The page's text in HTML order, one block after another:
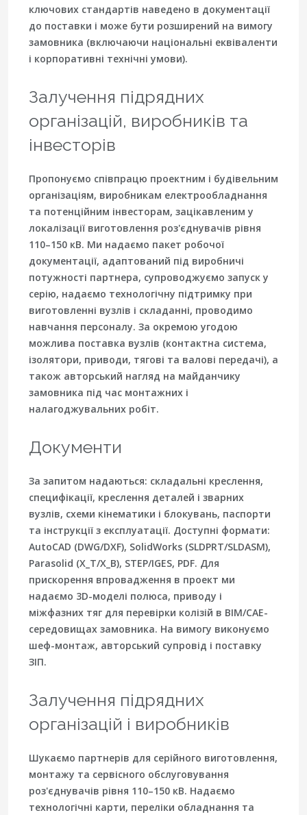
ключових стандартів наведено в документації
до поставки і може бути розширений на вимогу
замовника (включаючи національні еквіваленти
і корпоративні технічні умови).
Залучення підрядних
організацій, виробників та
інвесторів
Пропонуємо співпрацю проектним і будівельним
організаціям, виробникам електрообладнання
та потенційним інвесторам, зацікавленим у
локалізації виготовлення роз'єднувачів рівня
110–150 кВ. Ми надаємо пакет робочої
документації, адаптований під виробничі
потужності партнера, супроводжуємо запуск у
серію, надаємо технологічну підтримку при
виготовленні вузлів і складанні, проводимо
навчання персоналу. За окремою угодою
можлива поставка вузлів (контактна система,
ізолятори, приводи, тягові та валові передачі), а
також авторський нагляд на майданчику
замовника під час монтажних і
налагоджувальних робіт.
Документи
За запитом надаються: складальні креслення,
специфікації, креслення деталей і зварних
вузлів, схеми кінематики і блокувань, паспорти
та інструкції з експлуатації. Доступні формати:
AutoCAD (DWG/DXF), SolidWorks (SLDPRT/SLDASM),
Parasolid (X_T/X_B), STEP/IGES, PDF. Для
прискорення впровадження в проект ми
надаємо 3D-моделі полюса, приводу і
міжфазних тяг для перевірки колізій в BIM/CAE-
середовищах замовника. На вимогу виконуємо
шеф-монтаж, авторський супровід і поставку
ЗІП.
Залучення підрядних
організацій і виробників
Шукаємо партнерів для серійного виготовлення,
монтажу та сервісного обслуговування
роз'єднувачів рівня 110–150 кВ. Надаємо
технологічні карти, переліки обладнання та